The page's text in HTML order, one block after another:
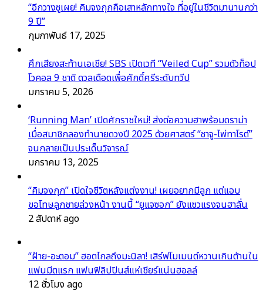
“อีกวางซูเผย! คิมจงกุกคือเสาหลักทางใจ ที่อยู่ในชีวิตมานานกว่า
9 ปี”
กุมภาพันธ์ 17, 2025
ศึกเสียงสะท้านเอเชีย! SBS เปิดเวที “Veiled Cup” รวมตัวท็อป
โวคอล 9 ชาติ ดวลเดือดเพื่อศักดิ์ศรีระดับทวีป
มกราคม 5, 2026
‘Running Man’ เปิดศักราชใหม่! ส่งต่อความฮาพร้อมดราม่า
เมื่อสมาชิกลองทำนายดวงปี 2025 ด้วยศาสตร์ “ซาจู-ไพ่ทาโรต์”
จนกลายเป็นประเด็นวิจารณ์
มกราคม 13, 2025
“คิมจงกุก” เปิดใจชีวิตหลังแต่งงาน! เผยอยากมีลูก แต่แอบ
ขอโทษลูกชายล่วงหน้า งานนี้ “ยูแจซอก” ยังแซวแรงจนฮาลั่น
2 สัปดาห์ ago
“ฝ้าย-อะตอม” ฮอตไกลถึงมะนิลา! เสิร์ฟโมเมนต์หวานเกินต้านใน
แฟนมีตแรก แฟนฟิลิปปินส์แห่เชียร์แน่นฮอลล์
12 ชั่วโมง ago